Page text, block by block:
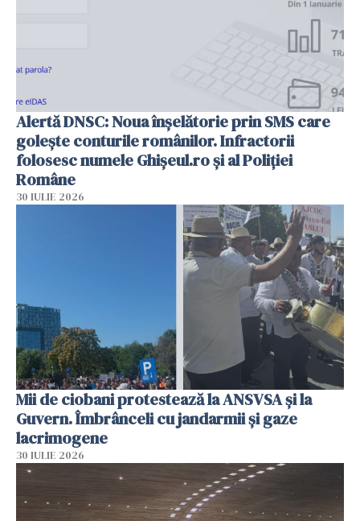
Alertă DNSC: Noua înșelătorie prin SMS care
golește conturile românilor. Infractorii
folosesc numele Ghișeul.ro și al Poliției
Române
30 IULIE 2026
Mii de ciobani protestează la ANSVSA și la
Guvern. Îmbrânceli cu jandarmii și gaze
lacrimogene
30 IULIE 2026